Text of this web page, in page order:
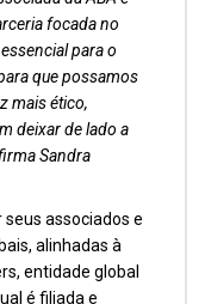
focada no
para o
que possamos
mais ético,
deixar de lado a
Sandra
associados e
alinhadas à
entidade global
é filiada e